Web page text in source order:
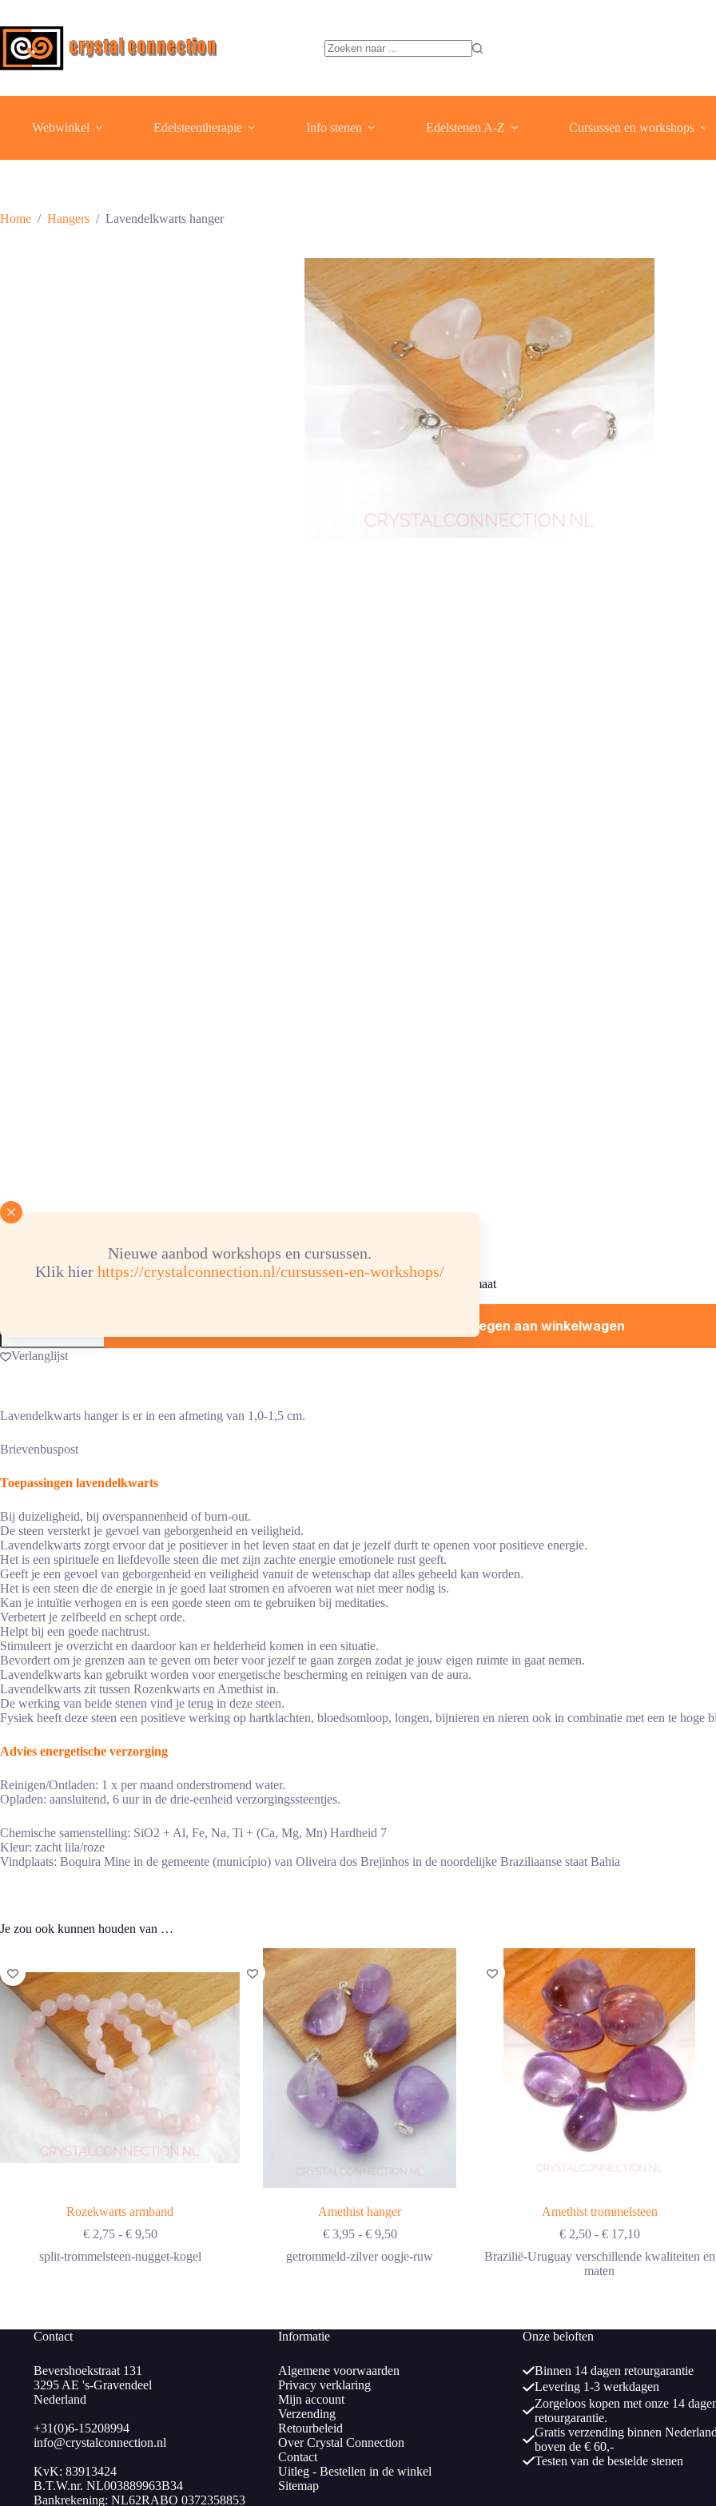
de
inhoud
Nieuwe aanbod workshops en cursussen.
Klik hier https://crystalconnection.nl/cursussen-en-workshops/
Webwinkel Edelsteentherapie Info stenen Edelstenen A-Z Cursussen en workshops
Home / Hangers / Lavendelkwarts hanger
Lavendelkwarts hanger
1 maat
aantal
Toevoegen aan winkelwagen
Verlanglijst
Lavendelkwarts hanger is er in een afmeting van 1,0-1,5 cm.
Brievenbuspost
Toepassingen lavendelkwarts
Bij duizeligheid, bij overspannenheid of burn-out.
De steen versterkt je gevoel van geborgenheid en veiligheid.
Lavendelkwarts zorgt ervoor dat je positiever in het leven staat en dat je jezelf durft te openen voor positieve energie.
Het is een spirituele en liefdevolle steen die met zijn zachte energie emotionele rust geeft.
Geeft je een gevoel van geborgenheid en veiligheid vanuit de wetenschap dat alles geheeld kan worden.
Het is een steen die de energie in je goed laat stromen en afvoeren wat niet meer nodig is.
Kan je intuïtie verhogen en is een goede steen om te gebruiken bij meditaties.
Verbetert je zelfbeeld en schept orde.
Helpt bij een goede nachtrust.
Stimuleert je overzicht en daardoor kan er helderheid komen in een situatie.
Bevordert om je grenzen aan te geven om beter voor jezelf te gaan zorgen zodat je jouw eigen ruimte in gaat nemen.
Lavendelkwarts kan gebruikt worden voor energetische bescherming en reinigen van de aura.
Lavendelkwarts zit tussen Rozenkwarts en Amethist in.
De werking van beide stenen vind je terug in deze steen.
Fysiek heeft deze steen een positieve werking op hartklachten, bloedsomloop, longen, bijnieren en nieren ook in combinatie met een te hoge
Advies energetische verzorging
Reinigen/Ontladen: 1 x per maand onderstromend water.
Opladen: aansluitend, 6 uur in de drie-eenheid verzorgingssteentjes.
Chemische samenstelling: SiO2 + Al, Fe, Na, Ti + (Ca, Mg, Mn) Hardheid 7
Kleur: zacht lila/roze
Vindplaats: Boquira Mine in de gemeente (município) van Oliveira dos Brejinhos in de noordelijke Braziliaanse staat Bahia
Je zou ook kunnen houden van …
Rozekwarts armband
€2,75 - €9,50Prijsklasse:
tot
split-trommelsteen-nugget-kogel
Amethist hanger
€3,95 - €9,50Prijsklasse:
tot
getrommeld-zilver oogje-ruw
Amethist trommelsteen
€2,50 - €17,10Prijsklasse:
tot
Brazilië-Uruguay verschillende kwaliteiten en
maten
Contact
Bevershoekstraat 131
3295 AE 's-Gravendeel
Nederland
+31(0)6-15208994
info@crystalconnection.nl
KvK: 83913424
B.T.W.nr. NL003889963B34
Bankrekening: NL62RABO 0372358853
Informatie
Algemene voorwaarden
Privacy verklaring
Mijn account
Verzending
Retourbeleid
Over Crystal Connection
Contact
Uitleg - Bestellen in de winkel
Sitemap
Onze beloften
Binnen 14 dagen retourgarantie
Levering 1-3 werkdagen
Zorgeloos kopen met onze 14
retourgarantie.
Gratis verzending binnen Nederland
boven de € 60,-
Testen van de bestelde stenen